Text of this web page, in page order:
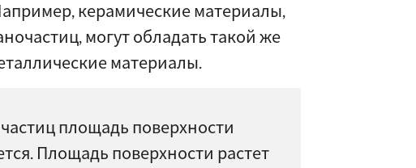
керамические материалы,
могут обладать такой же
материалы.
площадь поверхности
Площадь поверхности растет